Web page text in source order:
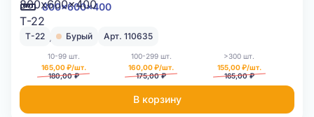
800x600x400
Т-22 Бурый Арт. 110635
10-99 шт.
165,00 ₽/шт.
180,00 ₽
100-299 шт.
160,00 ₽/шт.
175,00 ₽
>300 шт.
155,00 ₽/шт.
165,00 ₽
В корзину